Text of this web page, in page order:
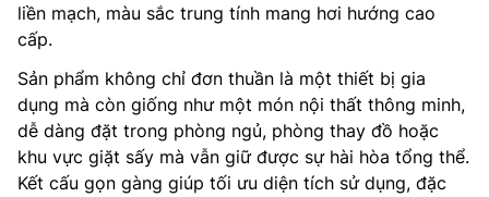
liền mạch, màu sắc trung tính mang hơi hướng cao
cấp.
Sản phẩm không chỉ đơn thuần là một thiết bị gia
dụng mà còn giống như một món nội thất thông minh,
dễ dàng đặt trong phòng ngủ, phòng thay đồ hoặc
khu vực giặt sấy mà vẫn giữ được sự hài hòa tổng thể.
Kết cấu gọn gàng giúp tối ưu diện tích sử dụng, đặc